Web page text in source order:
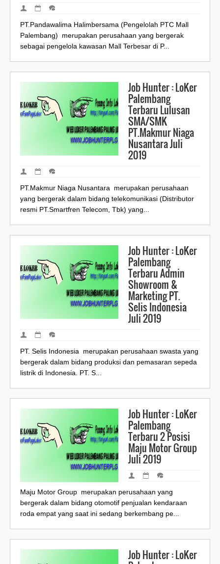
PT.Pandawalima Halimbersama (Pengelolah PTC Mall
Palembang) merupakan perusahaan yang bergerak
sebagai pengelola kawasan Mall Terbesar di P...
Job Hunter : LoKer
Palembang
Terbaru Lulusan
SMA/SMK
PT.Makmur Niaga
Nusantara Juli
2019
PT.Makmur Niaga Nusantara merupakan perusahaan
yang bergerak dalam bidang telekomunikasi (Distributor
resmi PT.Smartfren Telecom, Tbk) yang...
Job Hunter : LoKer
Palembang
Terbaru Admin
Showroom &
Marketing PT.
Selis Indonesia
Juli 2019
PT. Selis Indonesia merupakan perusahaan swasta yang
bergerak dalam bidang produksi dan pemasaran sepeda
listrik di Indonesia. PT. S...
Job Hunter : LoKer
Palembang
Terbaru 2 Posisi
Maju Motor Group
Juli 2019
Maju Motor Group merupakan perusahaan yang
bergerak dalam bidang otomotif penjualan kendaraan
roda empat yang saat ini sedang berkembang pe...
Job Hunter : LoKer